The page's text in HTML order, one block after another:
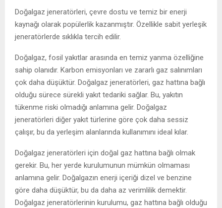
Doğalgaz jeneratörleri, çevre dostu ve temiz bir enerji
kaynağı olarak popülerlik kazanmıştır. Özellikle sabit yerleşik
jeneratörlerde sıklıkla tercih edilir.
Doğalgaz, fosil yakıtlar arasında en temiz yanma özelliğine
sahip olanıdır. Karbon emisyonları ve zararlı gaz salınımları
çok daha düşüktür. Doğalgaz jeneratörleri, gaz hattına bağlı
olduğu sürece sürekli yakıt tedariki sağlar. Bu, yakıtın
tükenme riski olmadığı anlamına gelir. Doğalgaz
jeneratörleri diğer yakıt türlerine göre çok daha sessiz
çalışır, bu da yerleşim alanlarında kullanımını ideal kılar.
Doğalgaz jeneratörleri için doğal gaz hattına bağlı olmak
gerekir. Bu, her yerde kurulumunun mümkün olmaması
anlamına gelir. Doğalgazın enerji içeriği dizel ve benzine
göre daha düşüktür, bu da daha az verimlilik demektir.
Doğalgaz jeneratörlerinin kurulumu, gaz hattına bağlı olduğu